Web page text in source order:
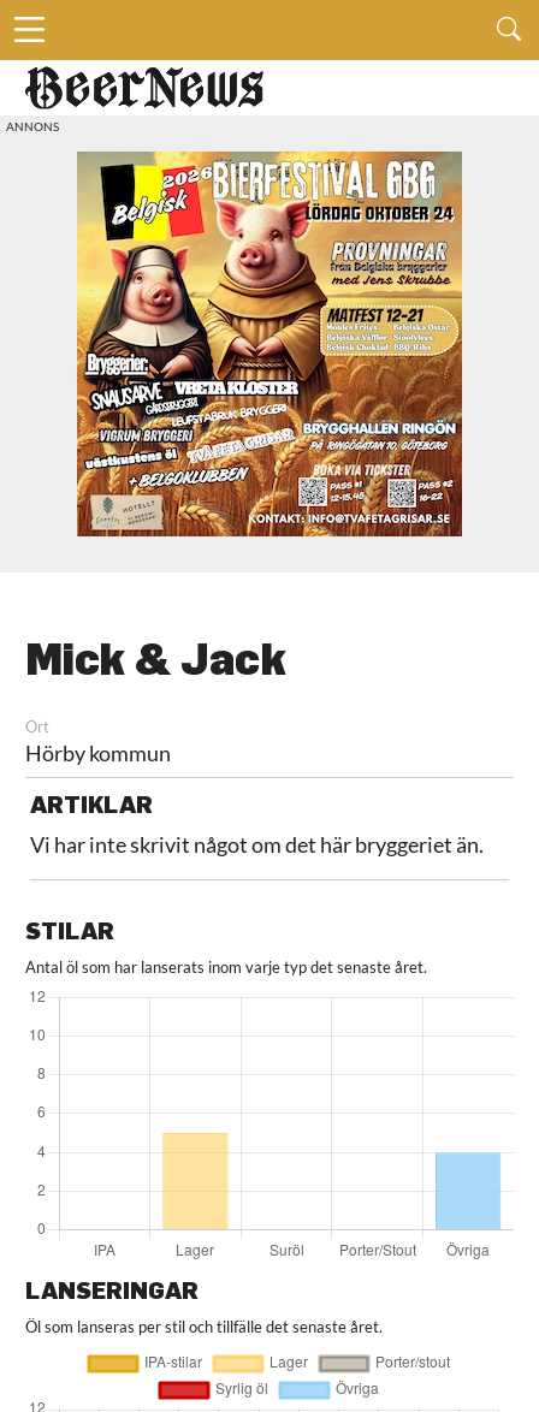
Mick & Jack
Ort
Hörby kommun
ARTIKLAR
Vi har inte skrivit något om det här bryggeriet än.
STILAR
Antal öl som har lanserats inom varje typ det senaste året.
LANSERINGAR
Öl som lanseras per stil och tillfälle det senaste året.